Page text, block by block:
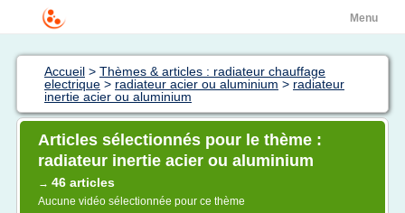
Menu
Accueil > Thèmes & articles : radiateur chauffage
electrique > radiateur acier ou aluminium > radiateur
inertie acier ou aluminium
Articles sélectionnés pour le thème :
radiateur inertie acier ou aluminium
→ 46 articles
Aucune vidéo sélectionnée pour ce thème